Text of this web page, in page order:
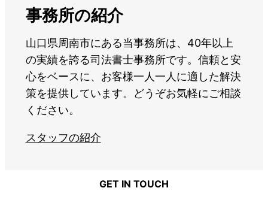
事務所の紹介
山口県周南市にある当事務所は、40年以上
の実績を誇る司法書士事務所です。信頼と安
心をベースに、お客様一人一人に適した解決
策を提供しています。どうぞお気軽にご相談
ください。
スタッフの紹介
GET IN TOUCH